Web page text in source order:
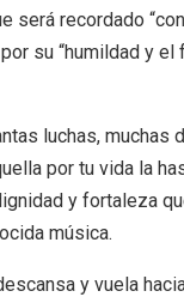
será recordado
su “humildad y
luchas, muchas
por tu vida la
y fortaleza
música.
y vuela